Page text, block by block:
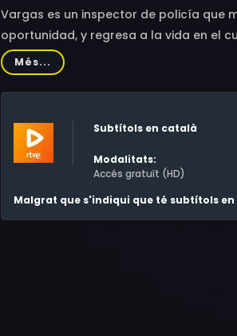
Vargas es un inspector de policía que
oportunidad, y regresa a la vida en el
Més...
Subtítols en català
Modalitats:
Accés gratuït (HD)
Malgrat que s'indiqui que té subtítols